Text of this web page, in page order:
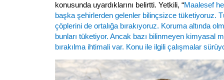
konusunda uyardıklarını belirtti. Yetkili, “Maalesef
başka şehirlerden gelenler bilinçsizce tüketiyoruz.
çöplerini de ortalığa bırakıyoruz. Koruma altında
bunları tüketiyor. Ancak bazı bilinmeyen kimyasal
bırakılma ihtimali var. Konu ile ilgili çalışmalar